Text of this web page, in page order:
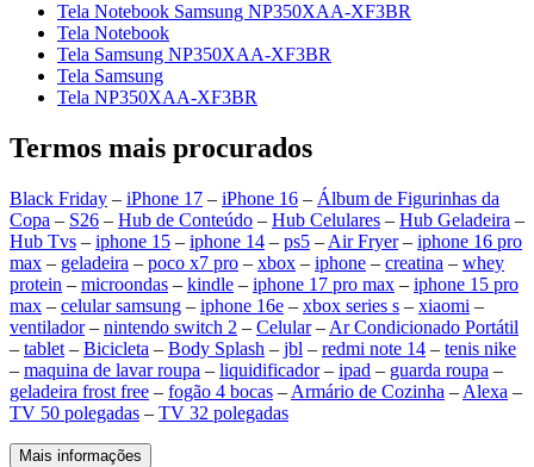
Tela Notebook Samsung NP350XAA-XF3BR
Tela Notebook
Tela Samsung NP350XAA-XF3BR
Tela Samsung
Tela NP350XAA-XF3BR
Termos mais procurados
Black Friday – iPhone 17 – iPhone 16 – Álbum de Figurinhas da
Copa – S26 – Hub de Conteúdo – Hub Celulares – Hub Geladeira –
Hub Tvs – iphone 15 – iphone 14 – ps5 – Air Fryer– iphone 16 pro
max – geladeira – poco x7 pro – xbox – iphone – creatina – whey
protein – microondas – kindle – iphone 17 pro max – iphone 15 pro
max – celular samsung – iphone 16e – xbox series s – xiaomi –
ventilador– nintendo switch 2 – Celular– Ar Condicionado Portátil
– tablet – Bicicleta – Body Splash – jbl – redmi note 14 – tenis nike
– maquina de lavar roupa – liquidificador– ipad – guarda roupa –
geladeira frost free – fogão 4 bocas – Armário de Cozinha – Alexa –
TV 50 polegadas – TV 32 polegadas
Mais informações